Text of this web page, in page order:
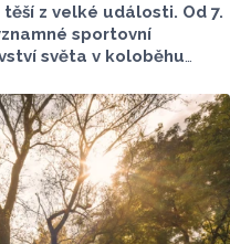
z velké události. Od 7.
sportovní
světa v koloběhu
disciplínách.
v čele
Matyášem.